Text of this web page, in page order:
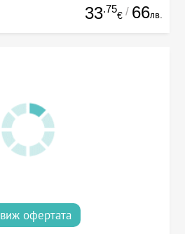
33.75
€ / 66лв.
виж офертата